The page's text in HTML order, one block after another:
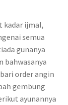
kadar ijmal,
semua
gunanya
bahwasanya
order angin
gembung
ayunannya